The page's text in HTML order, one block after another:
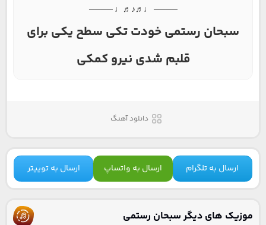
──── ♩♬♪♬♩ ────
سبحان رستمی خودت تکی سطح یکی برای
قلبم شدی نیرو کمکی
دانلود آهنگ
ارسال به تلگرام ارسال به واتساپ ارسال به توییتر
موزیک های دیگر سبحان رستمی